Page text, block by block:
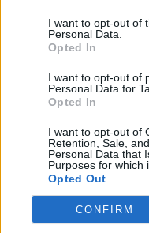
I want to opt-out of
Personal Data.
Opted In
I want to opt-out of
Personal Data for
Opted In
I want to opt-out of
Retention, Sale,
Personal Data that
Purposes for which
Opted Out
CONFIRM
palio di legnano 2023
LEGGI
Il